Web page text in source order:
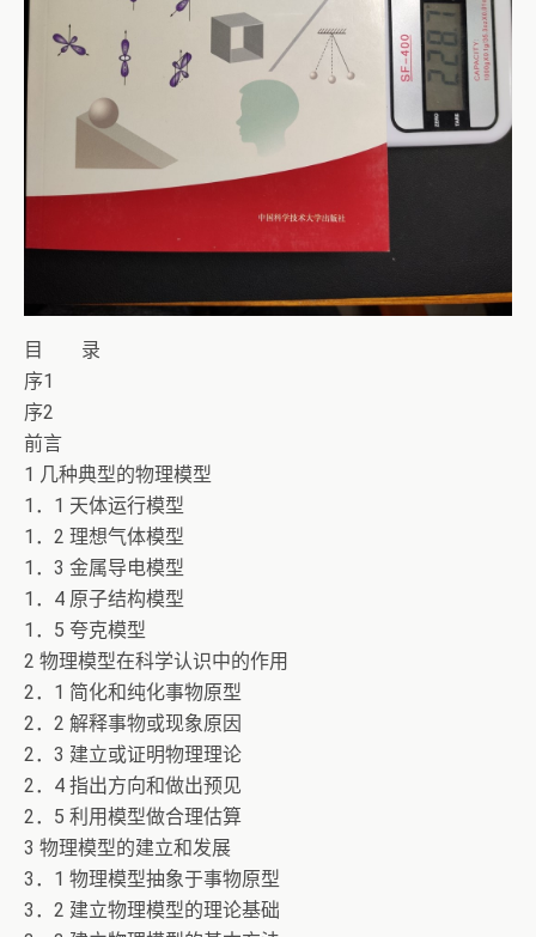
目 录
序1
序2
前言
1 几种典型的物理模型
1．1 天体运行模型
1．2 理想气体模型
1．3 金属导电模型
1．4 原子结构模型
1．5 夸克模型
2 物理模型在科学认识中的作用
2．1 简化和纯化事物原型
2．2 解释事物或现象原因
2．3 建立或证明物理理论
2．4 指出方向和做出预见
2．5 利用模型做合理估算
3 物理模型的建立和发展
3．1 物理模型抽象于事物原型
3．2 建立物理模型的理论基础